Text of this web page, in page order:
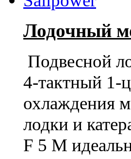
Лодочный
Подвесной
4-тактный 1-
охлаждения
лодки и
F 5 M